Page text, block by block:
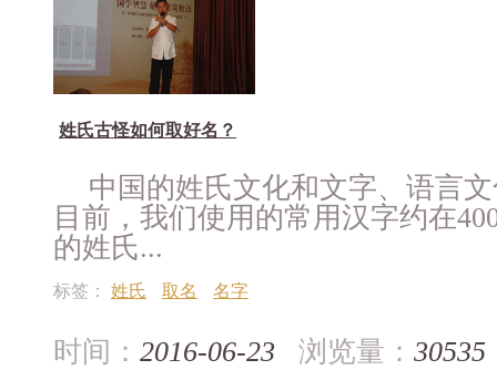
姓氏古怪如何取好名？
中国的姓氏文化和文字、语言
目前，我们使用的常用汉字约在
的姓氏...
标签： 姓氏 取名 名字
时间： 2016-06-23 浏览量： 30535